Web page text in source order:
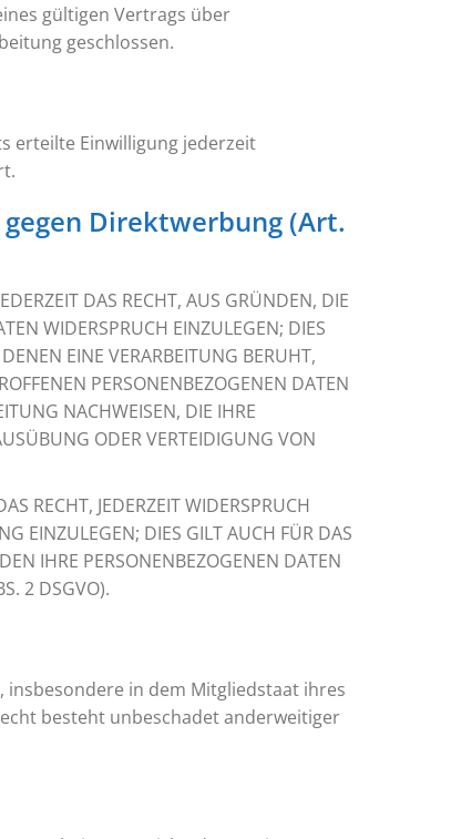
gültigen Vertrags über
geschlossen.
erteilte Einwilligung jederzeit
Direktwerbung (Art.
DAS RECHT, AUS GRÜNDEN, DIE
WIDERSPRUCH EINZULEGEN; DIES
EINE VERARBEITUNG BERUHT,
PERSONENBEZOGENEN DATEN
NACHWEISEN, DIE IHRE
ODER VERTEIDIGUNG VON
RECHT, JEDERZEIT WIDERSPRUCH
EINZULEGEN; DIES GILT AUCH FÜR DAS
IHRE PERSONENBEZOGENEN DATEN
2 DSGVO).
insbesondere in dem Mitgliedstaat ihres
besteht unbeschadet anderweitiger